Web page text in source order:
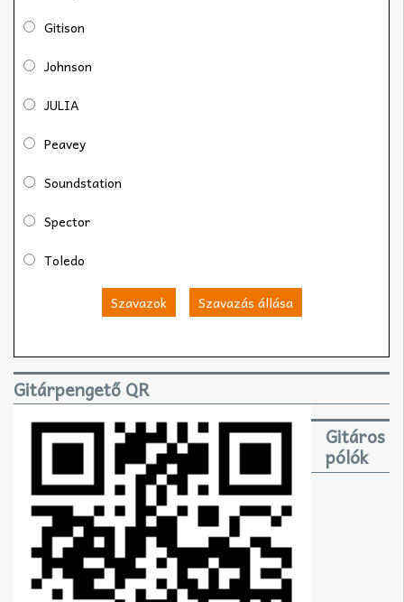
Gitison
Johnson
JULIA
Peavey
Soundstation
Spector
Toledo
Szavazok Szavazás állása
Gitárpengető QR
Gitáros
pólók